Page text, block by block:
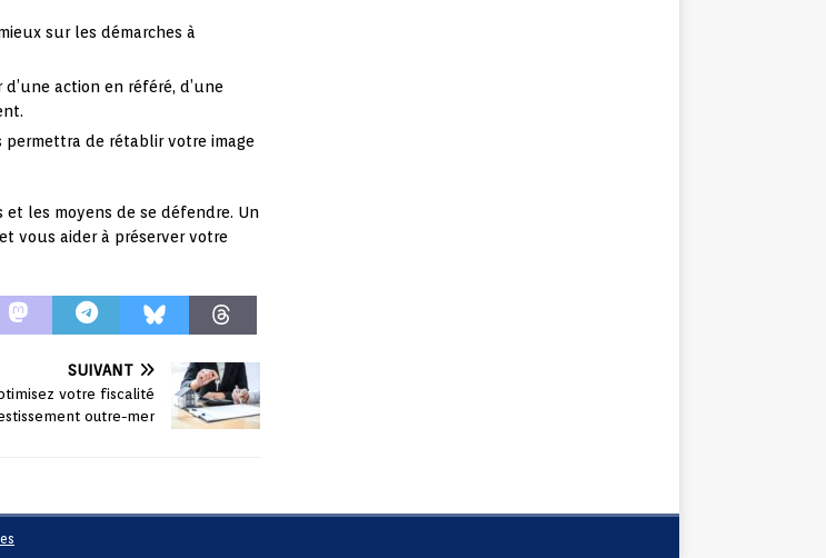
sur les démarches à
d’une action en référé, d’une
permettra de rétablir votre image
les moyens de se défendre. Un
vous aider à préserver votre
SUIVANT
votre fiscalité
outre-mer